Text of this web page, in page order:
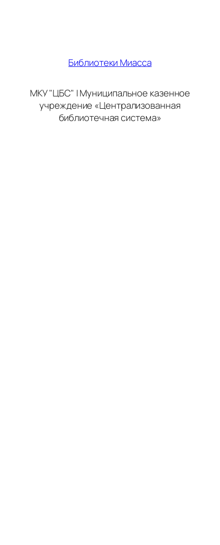
Библиотеки Миасса
МКУ "ЦБС" | Муниципальное казенное
учреждение «Централизованная
библиотечная система»